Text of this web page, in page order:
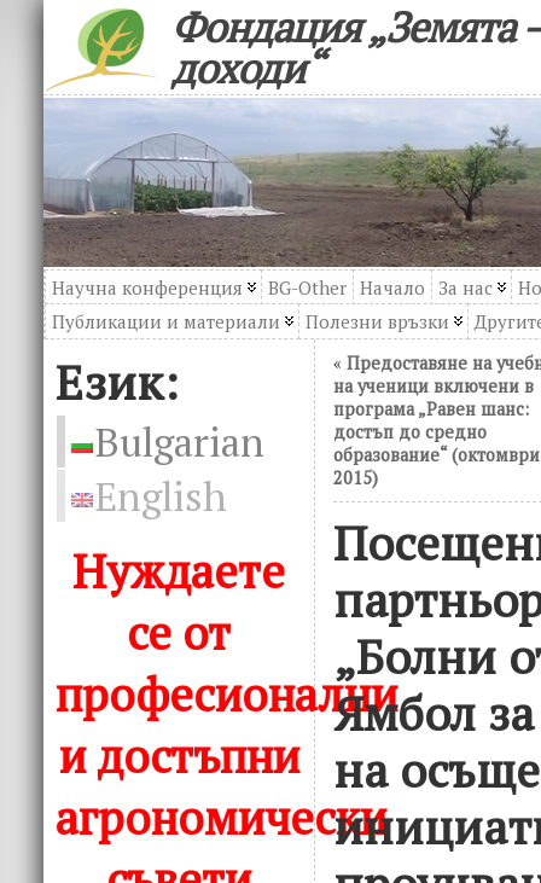
Фондация „Земята
доходи“
Научна конференция BG-Other Начало За нас
Публикации и материали
Полезни връзки
Език:
Bulgarian
English
Нуждаете
се от
професионални
и достъпни
агрономически
« Предоставяне на
на ученици включени в
програма „Равен шанс:
достъп до средно
образование“ (октомври
2015)
„Болни
Ямбол
на